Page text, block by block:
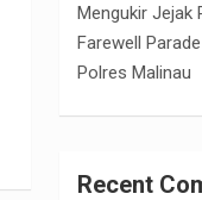
Mengukir Jejak
Farewell
Polres Malinau
Recent